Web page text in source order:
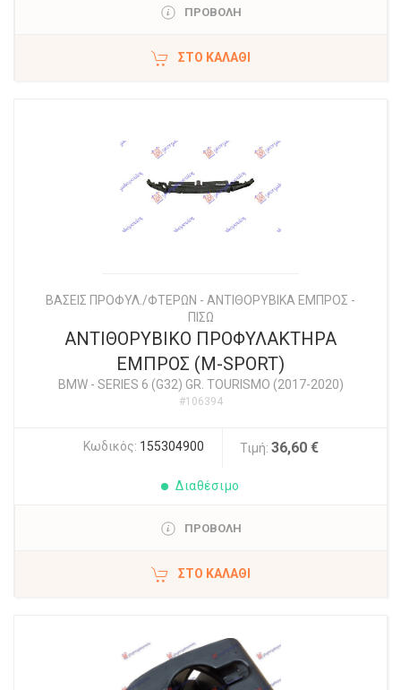
ΠΡΟΒΟΛΗ
ΣΤΟ ΚΑΛΆΘΙ
ΒΑΣΕΙΣ ΠΡΟΦΥΛ./ΦΤΕΡΩΝ - ΑΝΤΙΘΟΡΥΒΙΚΑ ΕΜΠΡΟΣ -
ΠΙΣΩ
ΑΝΤΙΘΟΡΥΒΙΚΟ ΠΡΟΦΥΛΑΚΤΗΡΑ
ΕΜΠΡΟΣ (M-SPORT)
BMW- SERIES 6 (G32) GR. TOURISMO (2017-2020)
#106394
Κωδικός: 155304900 Τιμή: 36,60 €
Διαθέσιμο
ΠΡΟΒΟΛΗ
ΣΤΟ ΚΑΛΆΘΙ